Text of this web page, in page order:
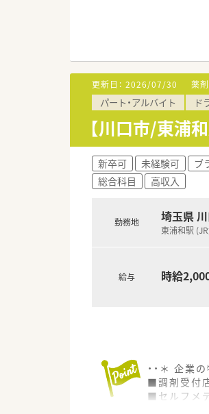
近い将来
幅広い事
現場にこ
店舗・薬局
■教育・研
職種や職域
■福利厚生
No.1企業
更新日： 2026/07/30 薬
パート・アルバイト ド
【川口市/東浦
新卒可 未経験可 ブ
総合科目
高収入
勤務地 埼玉県
東浦和駅
給与 時給
・・＊ 企業の
■調剤受付
■セルフメ